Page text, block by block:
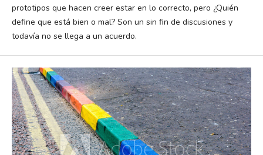
prototipos que hacen creer estar en lo correcto, pero ¿Quién
define que está bien o mal? Son un sin fin de discusiones y
todavía no se llega a un acuerdo.